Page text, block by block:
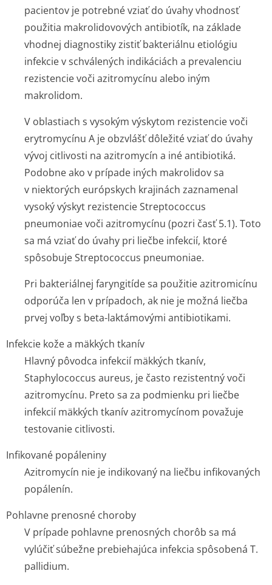
pacientov je potrebné vziať do úvahy vhodnosť
použitia makrolidovových antibiotík, na základe
vhodnej diagnostiky zistiť bakteriálnu etiológiu
infekcie v schválených indikáciách a prevalenciu
rezistencie voči azitromycínu alebo iným
makrolidom.
V oblastiach s vysokým výskytom rezistencie voči
erytromycínu A je obzvlášť dôležité vziať do úvahy
vývoj citlivosti na azitromycín a iné antibiotiká.
Podobne ako v prípade iných makrolidov sa
v niektorých európskych krajinách zaznamenal
vysoký výskyt rezistencieStreptococcus
pneumoniaevoči azitromycínu (pozri časť 5.1). Toto
sa má vziať do úvahy pri liečbe infekcií, ktoré
spôsobujeStreptococcus pneumoniae.
Pri bakteriálnej faryngitíde sa použitie azitromicínu
odporúča len v prípadoch, ak nie je možná liečba
prvej voľby s beta-laktámovými antibiotikami.
Infekcie kože a mäkkých tkanív
Hlavný pôvodca infekcií mäkkých tkanív,
Staphylococcus aureus, je často rezistentný voči
azitromycínu. Preto sa za podmienku pri liečbe
infekcií mäkkých tkanív azitromycínom považuje
testovanie citlivosti.
Infikované popáleniny
Azitromycín nie je indikovaný na liečbu infikovaných
popálenín.
Pohlavne prenosné choroby
V prípade pohlavne prenosných chorôb sa má
vylúčiť súbežne prebiehajúca infekcia spôsobená T.
pallidium.